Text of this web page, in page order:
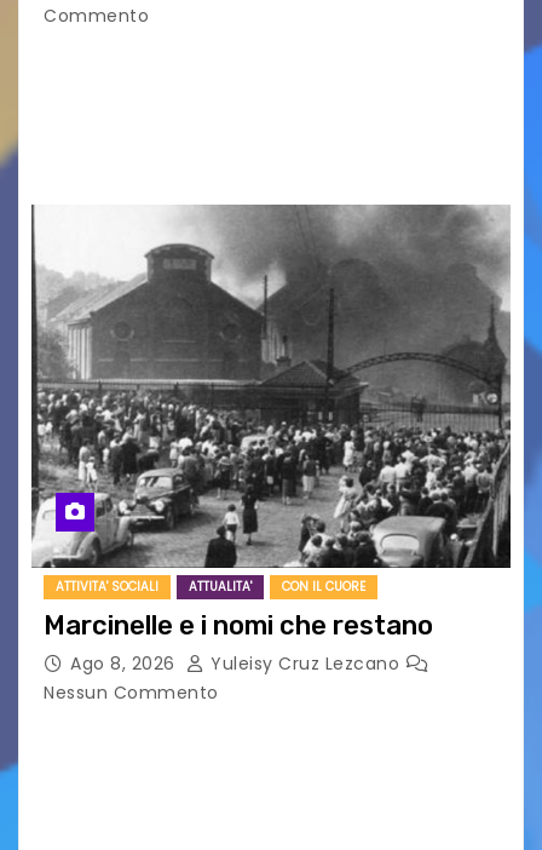
Commento
ATTIVITA' SOCIALI ATTUALITA' CON IL CUORE
Marcinelle e i nomi che restano
Ago 8, 2026
Yuleisy Cruz Lezcano
Nessun Commento